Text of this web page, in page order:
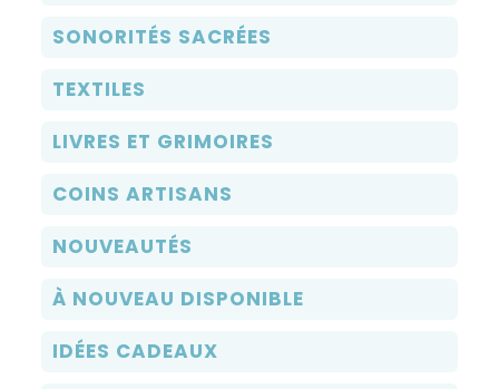
SONORITÉS SACRÉES
TEXTILES
LIVRES ET GRIMOIRES
COINS ARTISANS
NOUVEAUTÉS
À NOUVEAU DISPONIBLE
IDÉES CADEAUX